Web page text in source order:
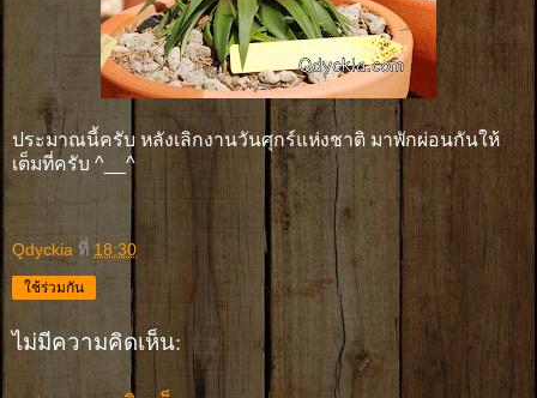
ประมาณนี้ครับ หลังเลิกงานวันศุกร์แห่งชาติ มาพักผ่อนกันให้
เต็มที่ครับ ^__^
Qdyckia ที่ 18:30
ใช้ร่วมกัน
ไม่มีความคิดเห็น: